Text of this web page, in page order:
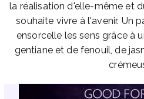
la réalisation d'elle-même et
souhaite vivre à l'avenir. Un
ensorcelle les sens grâce à
gentiane et de fenouil, de